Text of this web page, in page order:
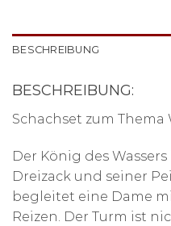
BESCHREIBUNG
BESCHREIBUNG:
Schachset zum Thema
Der König des
Dreizack und seiner
begleitet eine Dame
Reizen. Der Turm ist